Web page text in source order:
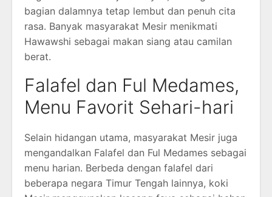
bagian dalamnya tetap lembut dan penuh cita
rasa. Banyak masyarakat Mesir menikmati
Hawawshi sebagai makan siang atau camilan
berat.
Falafel dan Ful Medames,
Menu Favorit Sehari-hari
Selain hidangan utama, masyarakat Mesir juga
mengandalkan Falafel dan Ful Medames sebagai
menu harian. Berbeda dengan falafel dari
beberapa negara Timur Tengah lainnya, koki